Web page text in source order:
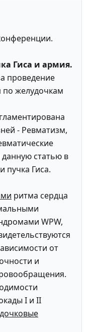
Гиса и армия.
проведение
по желудочкам
- Ревматизм,
статью в
пучка Гиса.
ритма сердца
WPW,
от
и
I и II